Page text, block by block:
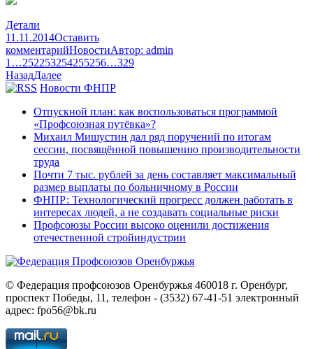
Детали
11.11.2014Оставить
комментарийНовостиАвтор: admin
1 …252253254255256…329
НазадДалее
Новости ФНПР
Отпускной план: как воспользоваться программой
«Профсоюзная путёвка»?
Михаил Мишустин дал ряд поручений по итогам
сессии, посвящённой повышению производительности
труда
Почти 7 тыс. рублей за день составляет максимальный
размер выплаты по больничному в России
ФНПР: Технологический прогресс должен работать в
интересах людей, а не создавать социальные риски
Профсоюзы России высоко оценили достижения
отечественной стройиндустрии
© Федерация профсоюзов Оренбуржья 460018 г. Оренбург,
проспект Победы, 11, телефон - (3532) 67-41-51 электронный
адрес: fpo56@bk.ru